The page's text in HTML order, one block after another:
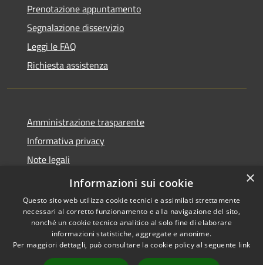
Prenotazione appuntamento
Segnalazione disservizio
Leggi le FAQ
Richiesta assistenza
Amministrazione trasparente
Informativa privacy
Note legali
Dichiarazione di accessibilità
Accessibilità
Copyright © 2026 • Comune di
Olmo al Brembo • Powered by
×
Informazioni sui cookie
Questo sito web utilizza cookie tecnici e assimilati strettamente
necessari al corretto funzionamento e alla navigazione del sito,
nonché un cookie tecnico analitico al solo fine di elaborare
informazioni statistiche, aggregate e anonime.
Per maggiori dettagli, può consultare la cookie policy al seguente link